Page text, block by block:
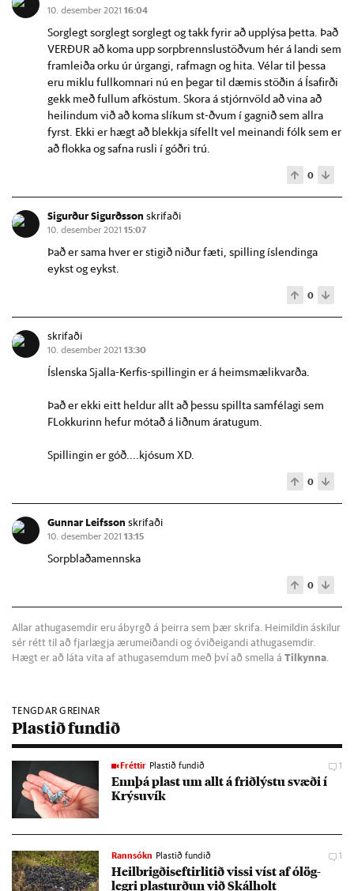
10. desember 2021 16:04
Sorglegt sorglegt sorglegt og takk fyrir að upplýsa þetta. Það
VERÐUR að koma upp sorpbrennslustöðvum hér á landi sem
framleiða orku úr úrgangi, rafmagn og hita. Vélar til þessa
eru miklu fullkomnari nú en þegar til dæmis stöðin á Ísafirði
gekk með fullum afköstum. Skora á stjórnvöld að vina að
heilindum við að koma slíkum st-ðvum í gagnið sem allra
fyrst. Ekki er hægt að blekkja sífellt vel meinandi fólk sem er
að flokka og safna rusli í góðri trú.
0
Sigurður Sigurðsson skrifaði
10. desember 2021 15:07
Það er sama hver er stigið niður fæti, spilling íslendinga
eykst og eykst.
0
skrifaði
10. desember 2021 13:30
Íslenska Sjalla-Kerfis-spillingin er á heimsmælikvarða.
Það er ekki eitt heldur allt að þessu spillta samfélagi sem
FLokkurinn hefur mótað á liðnum áratugum.
Spillingin er góð....kjósum XD.
0
Gunnar Leifsson skrifaði
10. desember 2021 13:15
Sorpblaðamennska
0
Allar athugasemdir eru ábyrgð á þeirra sem þær skrifa. Heimildin áskilur
sér rétt til að fjarlægja ærumeiðandi og óviðeigandi athugasemdir.
Hægt er að láta vita af athugasemdum með því að smella á Tilkynna
TENGDAR GREINAR
Plastið fundið
Fréttir Plastið fundið 1
Enn­þá plast um allt á frið­lýstu svæði í
Krýsu­vík
Rannsókn Plastið fundið 1
Heil­brigðis­eft­ir­lit­ið vissi víst af ólög­
legri plast­urð­un við Skál­holt